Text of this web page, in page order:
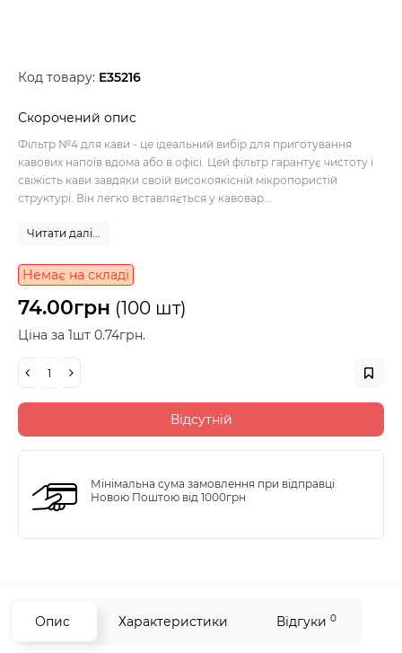
Код товару: E35216
Скорочений опис
Фільтр №4 для кави - це ідеальний вибір для приготування
кавових напоїв вдома або в офісі. Цей фільтр гарантує чистоту і
свіжість кави завдяки своїй високоякісній мікропористій
структурі. Він легко вставляється у кавовар...
Читати далі...
Немає на складі
74.00грн (100 шт)
Ціна за 1шт 0.74грн.
Відсутній
Мінімальна сума замовлення при відправці
Новою Поштою від 1000грн
Опис Характеристики Відгуки 0